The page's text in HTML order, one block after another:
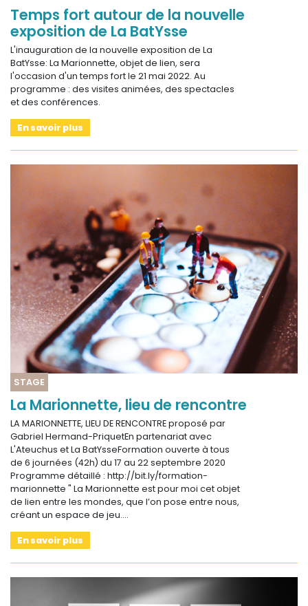
Temps fort autour de la nouvelle
exposition de La BatYsse
L'inauguration de la nouvelle exposition de La
BatYsse: La Marionnette, objet de lien, sera
l'occasion d'un temps fort le 21 mai 2022. Au
programme : des visites animées, des spectacles
et des conférences.
En savoir plus
STAGE
La Marionnette, lieu de rencontre
LA MARIONNETTE, LIEU DE RENCONTRE proposé par
Gabriel Hermand-PriquetEn partenariat avec
L'Ateuchus et La BatYsseFormation ouverte à tous
de 6 journées (42h) du 17 au 22 septembre 2020
Programme détaillé : http://bit.ly/formation-
marionnette " La Marionnette est pour moi cet objet
de lien entre les mondes, que l’on pose entre nous,
créant un espace de jeu.…
En savoir plus